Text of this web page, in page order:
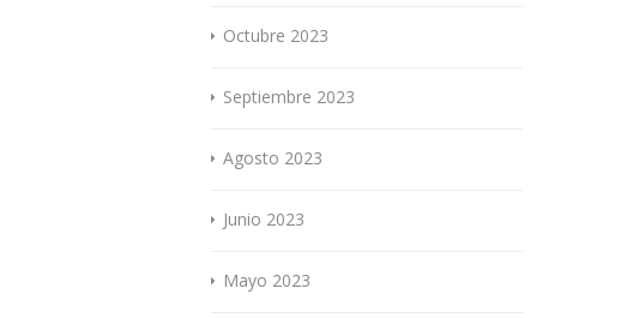
Octubre 2023
Septiembre 2023
Agosto 2023
Junio 2023
Mayo 2023